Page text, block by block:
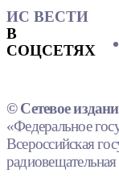
ИС ВЕСТИ
В
СОЦСЕТЯХ
© Сетевое
«Федеральное
Всероссийская